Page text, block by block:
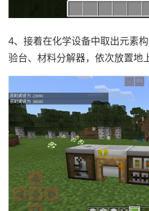
4、接着在化学设备中取出元素
验台、材料分解器，依次放置地